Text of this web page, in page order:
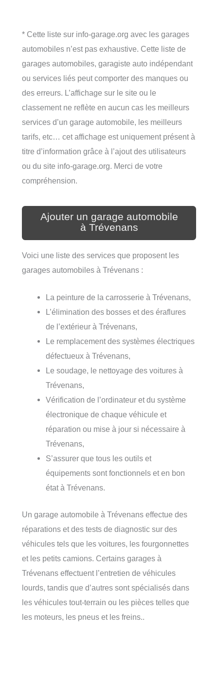
* Cette liste sur info-garage.org avec les garages
automobiles n’est pas exhaustive. Cette liste de
garages automobiles, garagiste auto indépendant
ou services liés peut comporter des manques ou
des erreurs. L’affichage sur le site ou le
classement ne reflète en aucun cas les meilleurs
services d’un garage automobile, les meilleurs
tarifs, etc… cet affichage est uniquement présent à
titre d’information grâce à l’ajout des utilisateurs
ou du site info-garage.org. Merci de votre
compréhension.
Ajouter un garage automobile
à Trévenans
Voici une liste des services que proposent les
garages automobiles à Trévenans :
La peinture de la carrosserie à Trévenans,
L’élimination des bosses et des éraflures
de l’extérieur à Trévenans,
Le remplacement des systèmes électriques
défectueux à Trévenans,
Le soudage, le nettoyage des voitures à
Trévenans,
Vérification de l’ordinateur et du système
électronique de chaque véhicule et
réparation ou mise à jour si nécessaire à
Trévenans,
S’assurer que tous les outils et
équipements sont fonctionnels et en bon
état à Trévenans.
Un garage automobile à Trévenans effectue des
réparations et des tests de diagnostic sur des
véhicules tels que les voitures, les fourgonnettes
et les petits camions. Certains garages à
Trévenans effectuent l’entretien de véhicules
lourds, tandis que d’autres sont spécialisés dans
les véhicules tout-terrain ou les pièces telles que
les moteurs, les pneus et les freins..